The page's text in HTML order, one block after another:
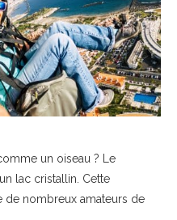
un oiseau ? Le
lac cristallin. Cette
de nombreux amateurs de